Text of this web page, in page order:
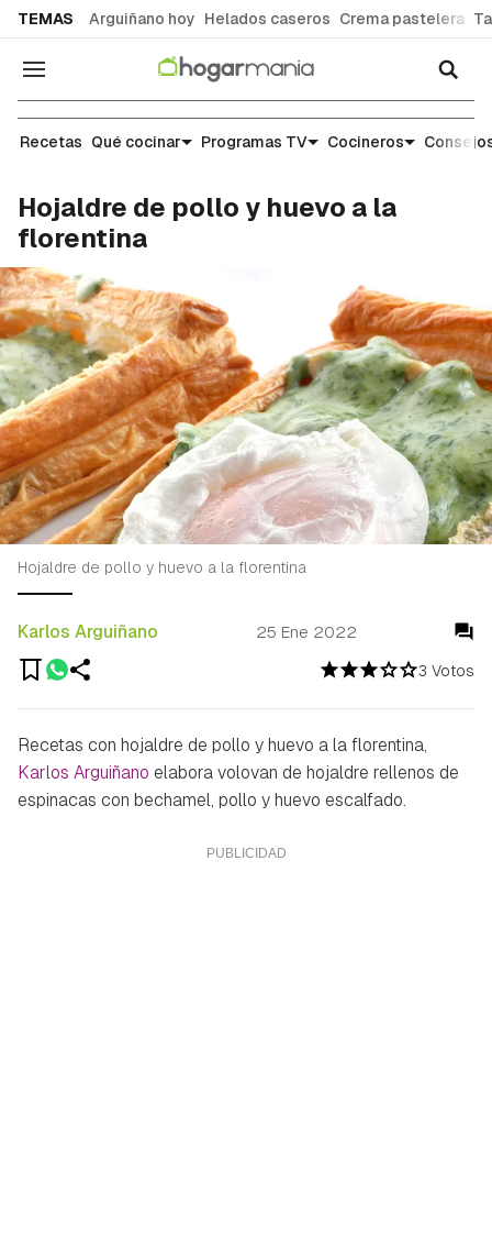
TEMAS Arguiñano hoy Helados caseros Crema pastelera
Navegación
Recetas
Recetas Qué cocinar Programas TV Cocineros
Hojaldre de pollo y huevo a la
florentina
3 Votos
Karlos Arguiñano 25 Ene 2022
Hojaldre de pollo y huevo a la florentina
Recetas con hojaldre de pollo y huevo a la florentina,
Karlos Arguiñano elabora volovan de hojaldre rellenos de
espinacas con bechamel, pollo y huevo escalfado.